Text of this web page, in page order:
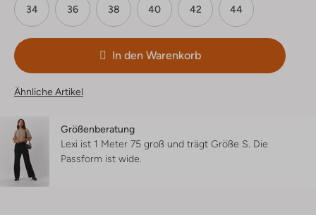
34 36 38 40 42 44
In den Warenkorb
Ähnliche Artikel
Größenberatung
Lexi ist 1 Meter 75 groß und trägt Größe S. Die
Passform ist wide